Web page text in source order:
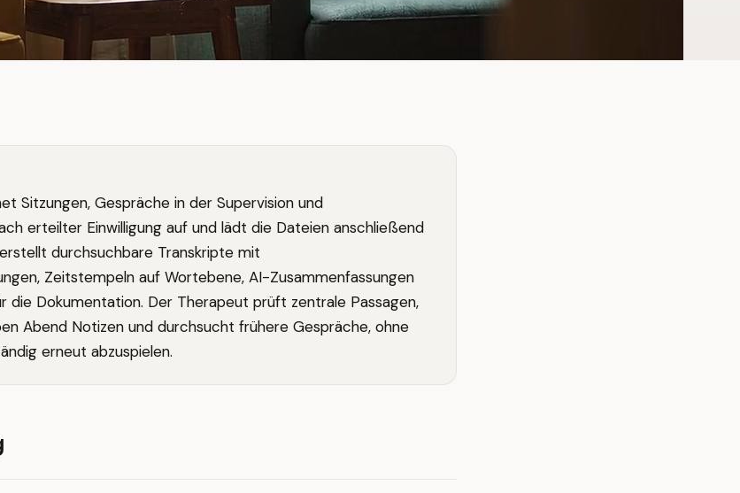
Sitzungen, Gespräche in der Supervision und
erteilter Einwilligung auf und lädt die Dateien anschließend
durchsuchbare Transkripte mit
Zeitstempeln auf Wortebene, AI-Zusammenfassungen
die Dokumentation. Der Therapeut prüft zentrale Passagen,
Abend Notizen und durchsucht frühere Gespräche, ohne
erneut abzuspielen.